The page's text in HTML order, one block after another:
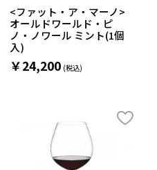
<ファット・ア・マーノ>
オールドワールド・ピ
ノ・ノワール ミント(1個
入)
￥24,200